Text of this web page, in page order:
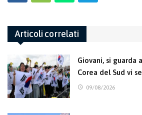
Articoli correlati
Giovani, si guarda
Corea del Sud vi
09/08/2026